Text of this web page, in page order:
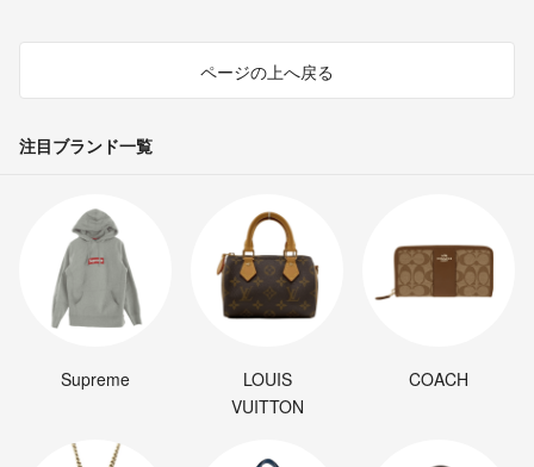
ページの上へ戻る
注目ブランド一覧
Supreme
LOUIS
VUITTON
COACH